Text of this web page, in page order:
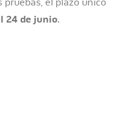
24 de junio.